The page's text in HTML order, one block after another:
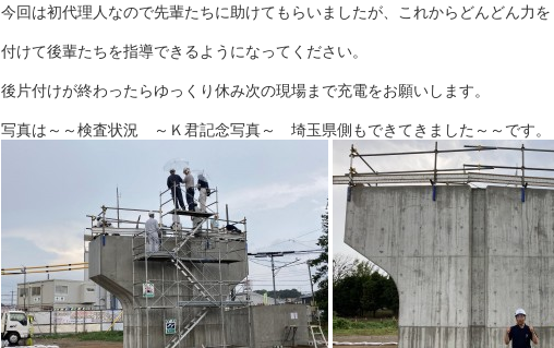
今回は初代理人なので先輩たちに助けてもらいましたが、これからどんどん力を
付けて後輩たちを指導できるようになってください。
後片付けが終わったらゆっくり休み次の現場まで充電をお願いします。
写真は～～検査状況 ～Ｋ君記念写真～ 埼玉県側もできてきました～～です。